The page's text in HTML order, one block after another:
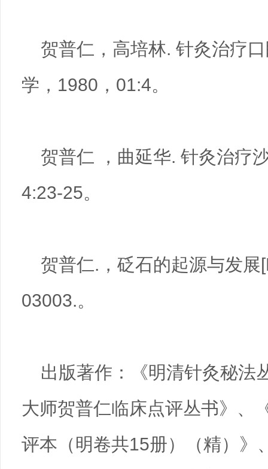
贺普仁，高培林. 针灸治疗
学，1980，01:4。
贺普仁 ，曲延华. 针灸治疗
4:23-25。
贺普仁.，砭石的起源与发
03003.。
出版著作：
《明清针灸秘法
大师贺普仁临床点评丛书》、
评本 （明卷共15册） （精） 》